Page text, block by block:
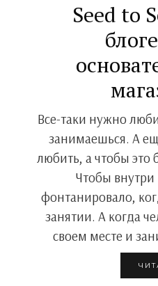
Seed to
Все-таки нужно
занимаешься. А
любить, а чтобы это
Чтобы внутри
фонтанировало,
занятии. А когда
своем месте и